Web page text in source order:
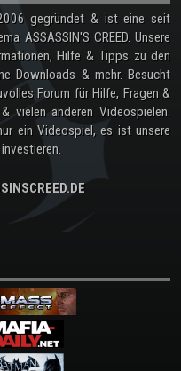
2006 gegründet & ist eine seit
ASSASSIN'S CREED. Unsere
Hilfe & Tipps zu den
Downloads & mehr. Besucht
Forum für Hilfe, Fragen &
vielen anderen Videospielen.
ein Videospiel, es ist unsere